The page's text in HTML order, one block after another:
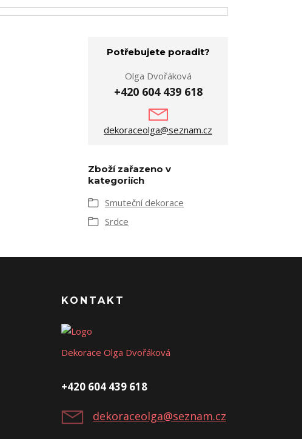
Potřebujete poradit?
Olga Dvořáková
+420 604 439 618
dekoraceolga@seznam.cz
Zboží zařazeno v
kategoriích
Smuteční dekorace
Srdce
KONTAKT
Dekorace Olga Dvořáková
+420 604 439 618
dekoraceolga@seznam.cz